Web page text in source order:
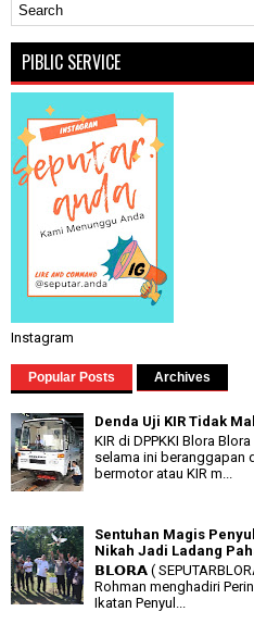
PIBLIC SERVICE
Instagram
Popular Posts Archives
Denda Uji KIR Tidak
KIR di DPPKKI Blora
selama ini beranggapan
bermotor atau KIR m...
Sentuhan Magis
Nikah Jadi Ladang
𝗕𝗟𝗢𝗥𝗔 (
Rohman menghadiri
Ikatan Penyul...